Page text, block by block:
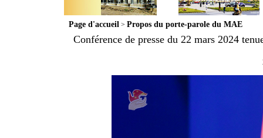
Page d'accueil> Propos du porte-parole du MAE
Conférence de presse du 22 mars 2024